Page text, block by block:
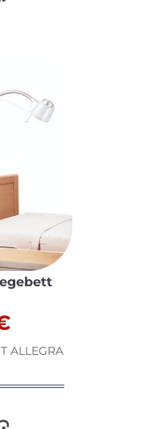
ALLEGRA